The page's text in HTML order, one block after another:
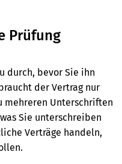
Prüfung
durch, bevor Sie ihn
der Vertrag nur
mehreren Unterschriften
Sie unterschreiben
Verträge handeln,